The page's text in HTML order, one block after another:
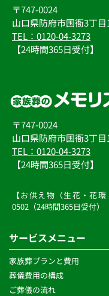
〒747-0024
山口県防府市国衙3丁目
TEL：0120-04-3273
【24時間365日受付】
〒747-0024
山口県防府市国衙3丁目
TEL：0120-04-3273
【24時間365日受付】
【お供え物（生花・花
0502（24時間365日受付）
サービスメニュー
家族葬プランと費用
葬儀費用の構成
ご葬儀の流れ